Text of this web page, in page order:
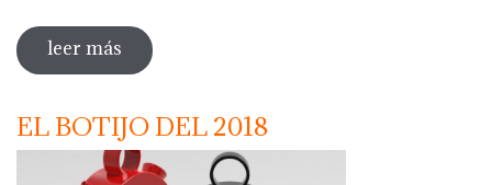
leer más sobre presentación del libro "a l'ombra
de boccaccio. catorze relats eròtics"
EL BOTIJO DEL 2018